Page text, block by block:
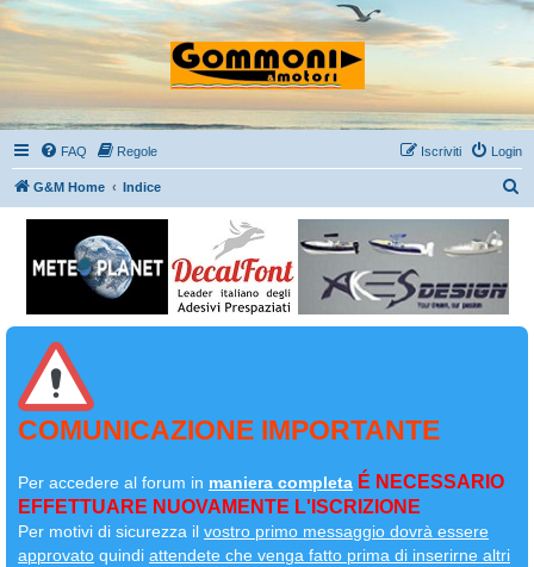
FAQ Regole Login
Iscriviti
G&M Home Indice
COMUNICAZIONE IMPORTANTE
Per accedere al forum in maniera completa É NECESSARIO
EFFETTUARE NUOVAMENTE L'ISCRIZIONE
Per motivi di sicurezza il vostro primo messaggio dovrà essere
approvato quindi attendete che venga fatto prima di inserirne altri